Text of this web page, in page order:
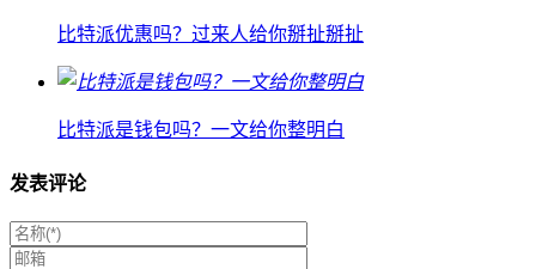
比特派优惠吗？过来人给你掰扯掰扯
比特派是钱包吗？一文给你整明白
发表评论